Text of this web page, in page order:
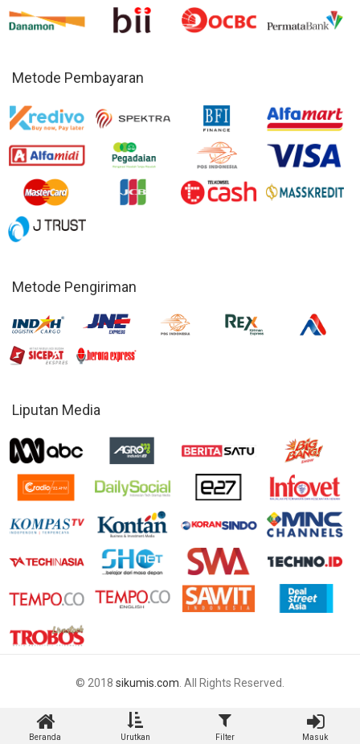
Metode Pembayaran
Metode Pengiriman
Liputan Media
© 2018 sikumis.com . All Rights Reserved.
Beranda Urutkan Filter Masuk